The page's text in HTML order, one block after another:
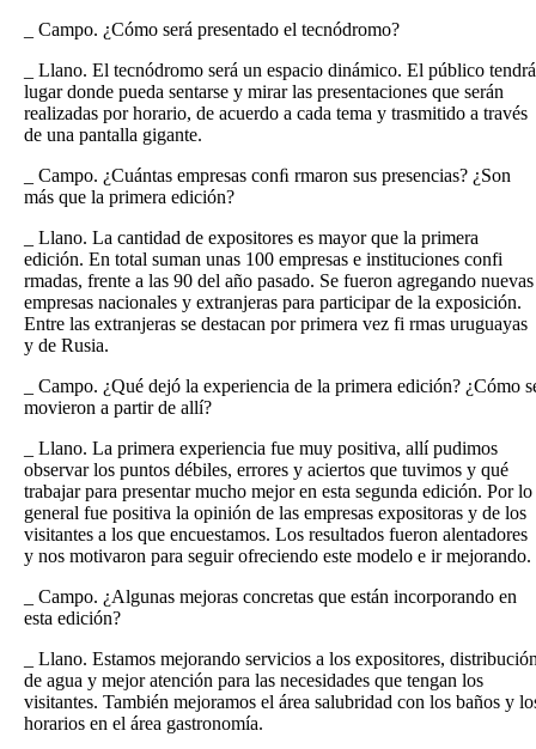
_ Campo. ¿Cómo será presentado el tecnódromo?
_ Llano. El tecnódromo será un espacio dinámico. El público tendrá
lugar donde pueda sentarse y mirar las presentaciones que serán
realizadas por horario, de acuerdo a cada tema y trasmitido a través
de una pantalla gigante.
_ Campo. ¿Cuántas empresas conﬁ rmaron sus presencias? ¿Son
más que la primera edición?
_ Llano. La cantidad de expositores es mayor que la primera
edición. En total suman unas 100 empresas e instituciones confi
rmadas, frente a las 90 del año pasado. Se fueron agregando nuevas
empresas nacionales y extranjeras para participar de la exposición.
Entre las extranjeras se destacan por primera vez fi rmas uruguayas
y de Rusia.
_ Campo. ¿Qué dejó la experiencia de la primera edición? ¿Cómo
movieron a partir de allí?
_ Llano. La primera experiencia fue muy positiva, allí pudimos
observar los puntos débiles, errores y aciertos que tuvimos y qué
trabajar para presentar mucho mejor en esta segunda edición. Por lo
general fue positiva la opinión de las empresas expositoras y de los
visitantes a los que encuestamos. Los resultados fueron alentadores
y nos motivaron para seguir ofreciendo este modelo e ir mejorando.
_ Campo. ¿Algunas mejoras concretas que están incorporando en
esta edición?
_ Llano. Estamos mejorando servicios a los expositores,
de agua y mejor atención para las necesidades que tengan los
visitantes. También mejoramos el área salubridad con los baños y
horarios en el área gastronomía.